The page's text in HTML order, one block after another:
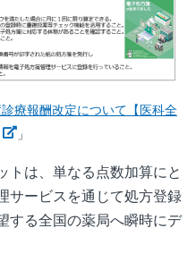
療報酬改定について【医科全
新しいウィンドウで開く
」
トは、単なる点数加算にと
サービスを通じて処方登録
する全国の薬局へ瞬時にデ